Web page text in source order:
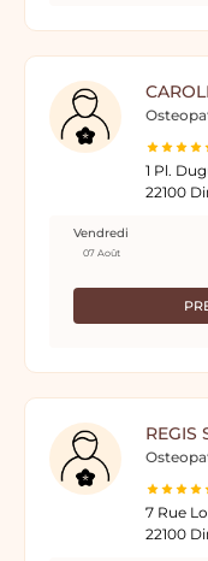
1 Pl.
22100
Vendredi
07 Août
REGIS
7 Rue
22100